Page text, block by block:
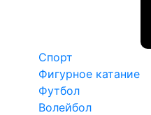
Спорт
Фигурное катание
Футбол
Волейбол